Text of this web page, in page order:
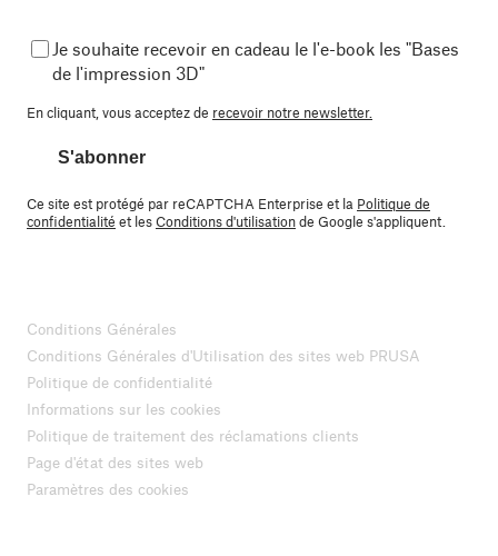
Je souhaite recevoir en cadeau le l'e-book les "Bases
de l'impression 3D"
En cliquant, vous acceptez de recevoir notre newsletter.
S'abonner
Ce site est protégé par reCAPTCHA Enterprise et la Politique de
confidentialité et lesConditions d'utilisationde Google s'appliquent.
Conditions Générales
Conditions Générales d'Utilisation des sites web PRUSA
Politique de confidentialité
Informations sur les cookies
Politique de traitement des réclamations clients
Page d'état des sites web
Paramètres des cookies